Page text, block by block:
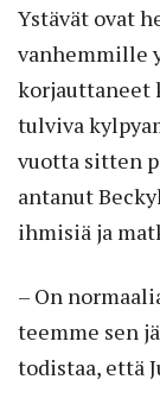
Ystävät ovat
vanhemmille
korjauttaneet
tulviva
vuotta sitten
antanut
ihmisiä ja
– On
teemme sen
todistaa, että